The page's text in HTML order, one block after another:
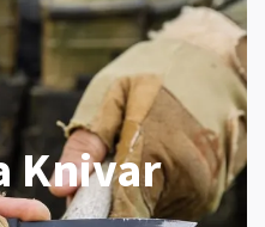
Knivar